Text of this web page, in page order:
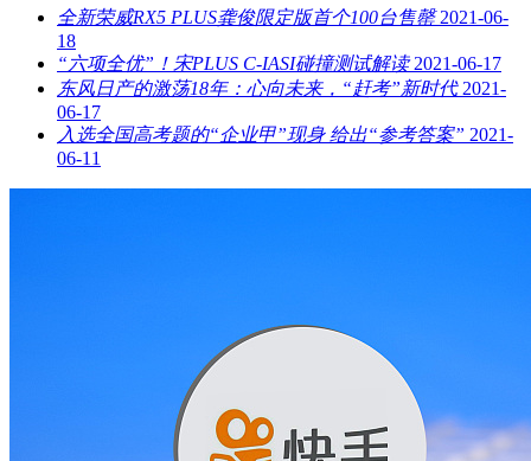
全新荣威RX5 PLUS龚俊限定版首个100台售罄 2021-06-
18
“六项全优”！宋PLUS C-IASI碰撞测试解读 2021-06-17
东风日产的激荡18年：心向未来，“赶考”新时代 2021-
06-17
入选全国高考题的“企业甲”现身 给出“参考答案” 2021-
06-11